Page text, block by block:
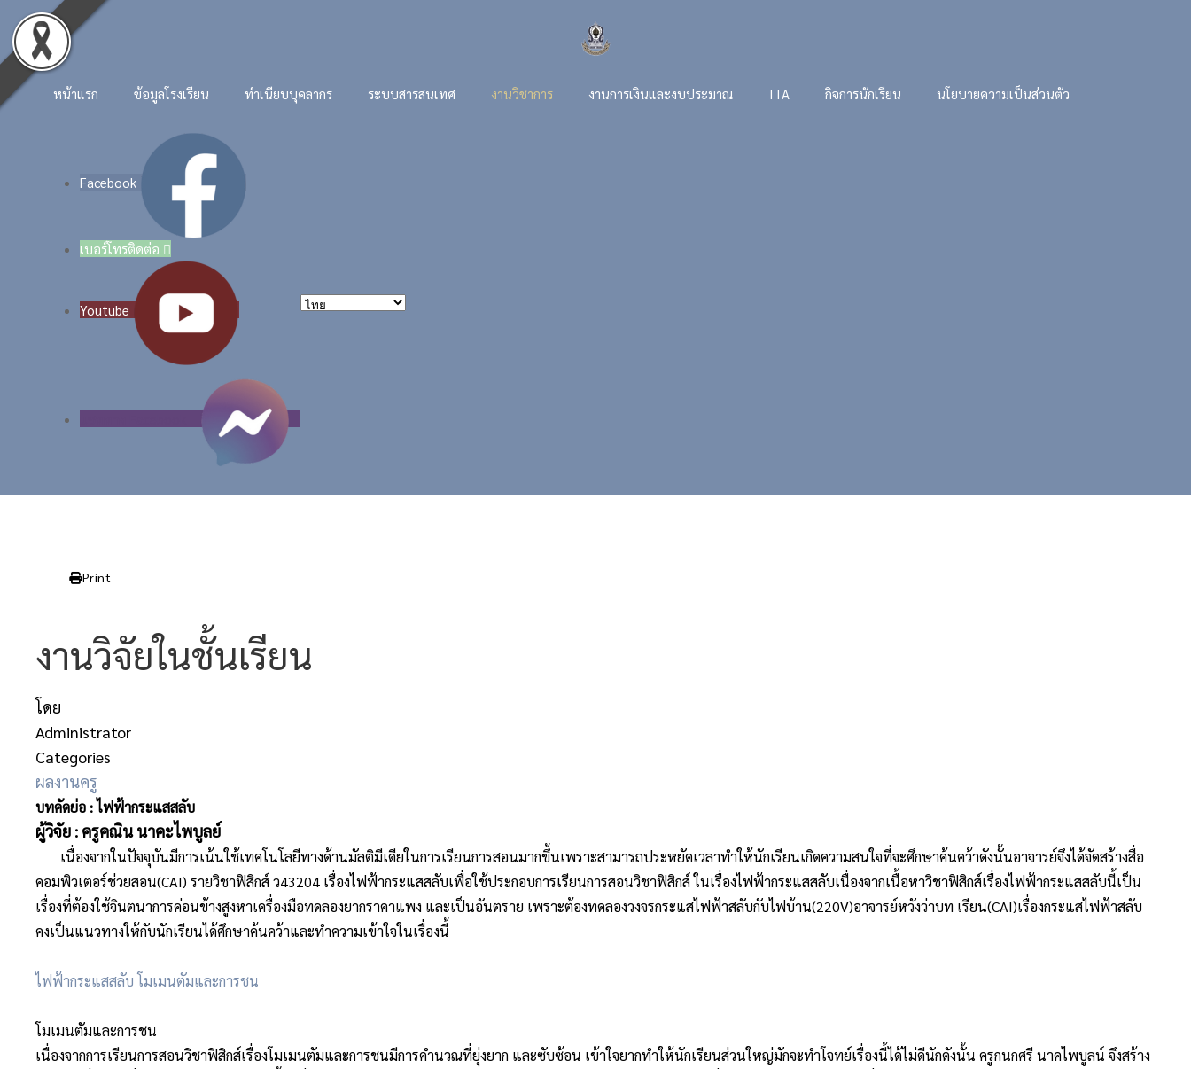
Skip to main content
หน้าแรก ข้อมูลโรงเรียน ทำเนียบบุคลากร ระบบสารสนเทศ งานวิชาการ งานการเงินและงบประมาณ ITA กิจการนักเรียน นโยบายความเป็นส่วนตัว
Facebook
เบอร์โทรติดต่อ 
Youtube
Print
งานวิจัยในชั้นเรียน
โดย
Administrator
Categories
ผลงานครู
บทคัดย่อ :ไฟฟ้ากระแสสลับ
ผู้วิจัย : ครูคณิน นาคะไพบูลย์
เนื่องจากในปัจจุบันมีการเน้นใช้เทคโนโลยีทางด้านมัลติมีเดียในการเรียนการสอนมากขึ้นเพราะสามารถประหยัดเวลาทำให้นักเรียนเกิดความสนใจที่จะศึกษาค้นคว้าดังนั้นอาจารย์จึงได้จัดสร้างสื่อ
คอมพิวเตอร์ช่วยสอน(CAI) รายวิชาฟิสิกส์ ว43204 เรื่องไฟฟ้ากระแสสลับเพื่อใช้ประกอบการเรียนการสอนวิชาฟิสิกส์ ในเรื่องไฟฟ้ากระแสสลับเนื่องจากเนื้อหาวิชาฟิสิกส์เรื่องไฟฟ้ากระแสสลับนี้เป็น
เรื่องที่ต้องใช้จินตนาการค่อนข้างสูงหาเครื่องมือทดลองยากราคาแพง และเป็นอันตราย เพราะต้องทดลองวงจรกระแสไฟฟ้าสลับกับไฟบ้าน(220V)อาจารย์หวังว่าบท เรียน(CAI)เรื่องกระแสไฟฟ้าสลับ
คงเป็นแนวทางให้กับนักเรียนได้ศึกษาค้นคว้าและทำความเข้าใจในเรื่องนี้
ไฟฟ้ากระแสสลับ โมเมนตัมและการชน
โมเมนตัมและการชน
เนื่องจากการเรียนการสอนวิชาฟิสิกส์เรื่องโมเมนตัมและการชนมีการคำนวณที่ยุ่งยาก และซับซ้อน เข้าใจยากทำให้นักเรียนส่วนใหญ่มักจะทำโจทย์เรื่องนี้ได้ไม่ดีนักดังนั้น ครูกนกศรี นาคไพบูลน์ จึงสร้าง